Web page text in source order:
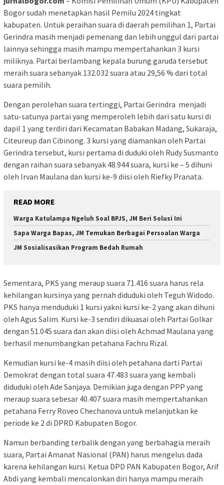
Bogor sudah menetapkan hasil Pemilu 2024 tingkat
kabupaten. Untuk peraihan suara di daerah pemilihan 1, Partai
Gerindra masih menjadi pemenang dan lebih unggul dari partai
lainnya sehingga masih mampu mempertahankan 3 kursi
miliknya. Partai berlambang kepala burung garuda tersebut
meraih suara sebanyak 132.032 suara atau 29,56 % dari total
suara pemilih.
Dengan perolehan suara tertinggi, Partai Gerindra menjadi
satu-satunya partai yang memperoleh lebih dari satu kursi di
dapil 1 yang terdiri dari Kecamatan Babakan Madang, Sukaraja,
Citeureup dan Cibinong. 3 kursi yang diamankan oleh Partai
Gerindra tersebut, kursi pertama di duduki oleh Rudy Susmanto
dengan raihan suara sebanyak 48.944 suara, kursi ke – 5 dihuni
oleh Irvan Maulana dan kursi ke-9 diisi oleh Riefky Pranata.
READ MORE
Warga Katulampa Ngeluh Soal BPJS, JM Beri Solusi Ini
Sapa Warga Bapas, JM Temukan Berbagai Persoalan Warga
JM Sosialisasikan Program Bedah Rumah
Sementara, PKS yang meraup suara 71.416 suara harus rela
kehilangan kursinya yang pernah diduduki oleh Teguh Widodo.
PKS hanya menduduki 1 kursi yakni kursi ke-2 yang akan dihuni
oleh Agus Salim. Kursi ke-3 sendiri dikuasai oleh Partai Golkar
dengan 51.045 suara dan akan diisi oleh Achmad Maulana yang
berhasil menumbangkan petahana Fachru Rizal.
Kemudian kursi ke-4 masih diisi oleh petahana darti Partai
Demokrat dengan total suara 47.483 suara yang kembali
diduduki oleh Ade Sanjaya. Demikian juga dengan PPP yang
meraup suara sebesar 40.407 suara masih mempertahankan
petahana Ferry Roveo Chechanova untuk melanjutkan ke
periode ke 2 di DPRD Kabupaten Bogor.
Namun berbanding terbalik dengan yang berbahagia meraih
suara, Partai Amanat Nasional (PAN) harus mengelus dada
karena kehilangan kursi. Ketua DPD PAN Kabupaten Bogor, Arif
Abdi yang kembali mencalonkan diri hanya mampu meraih